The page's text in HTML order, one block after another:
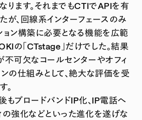
ります。それまでもCTIでAPIを有
が、回線系インターフェースのみ
ョン構築に必要となる機能を広範
の「CTstage」だけでした。結果
不可欠なコールセンターやオフィ
ンの仕組みとして、絶大な評価を受
。
もブロードバンドIP化、IP電話へ
の強化などといった進化を遂げな